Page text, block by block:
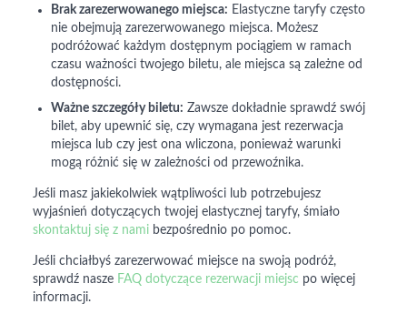
Brak zarezerwowanego miejsca: Elastyczne taryfy często
nie obejmują zarezerwowanego miejsca. Możesz
podróżować każdym dostępnym pociągiem w ramach
czasu ważności twojego biletu, ale miejsca są zależne od
dostępności.
Ważne szczegóły biletu: Zawsze dokładnie sprawdź swój
bilet, aby upewnić się, czy wymagana jest rezerwacja
miejsca lub czy jest ona wliczona, ponieważ warunki
mogą różnić się w zależności od przewoźnika.
Jeśli masz jakiekolwiek wątpliwości lub potrzebujesz
wyjaśnień dotyczących twojej elastycznej taryfy, śmiało
skontaktuj się z nami bezpośrednio po pomoc.
Jeśli chciałbyś zarezerwować miejsce na swoją podróż,
sprawdź nasze FAQ dotyczące rezerwacji miejsc po więcej
informacji.